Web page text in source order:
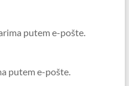
putem e-pošte.
putem e-pošte.